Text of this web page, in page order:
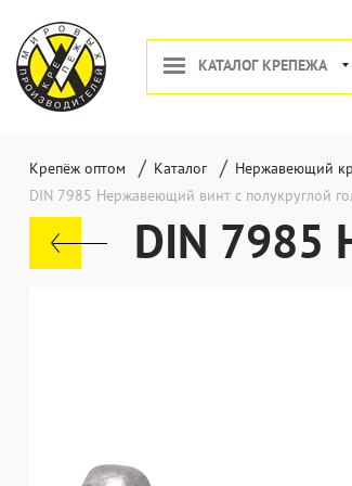
КАТАЛОГ КРЕПЕЖА
Крепёж оптом / Каталог / Нержавеющий
DIN 7985 Нержавеющий винт с полукруглой
DIN 7985